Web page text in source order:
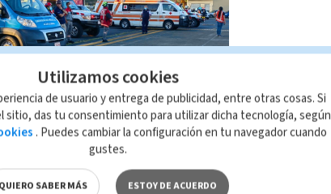
Avioneta con problema
aterrizaje en
Tobías
Bolaños (VIDEO)
Utilizamos cookies
de usuario y entrega de publicidad, entre otras cosas. Si
sitio, das tu consentimiento para utilizar dicha tecnología, según
. Puedes cambiar la configuración en tu navegador cuando
gustes.
QUIERO SABER MÁS ESTOY DE ACUERDO